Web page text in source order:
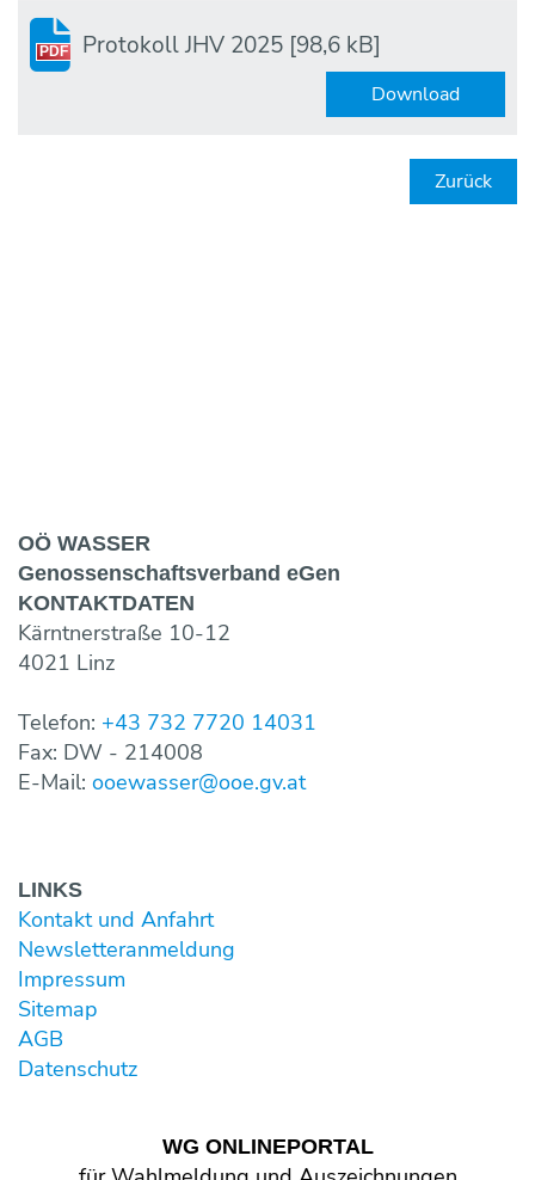
PDF Protokoll JHV 2025 [98,6 kB]
Download
Zurück
OÖ WASSER
Genossen­schaftsverband eGen
KONTAKT­DATEN
Kärntnerstraße 10-12
4021 Linz
Telefon: +43 732 7720 14031
Fax: DW - 214008
E-Mail: ooewasser@ooe.gv.at
LINKS
Kontakt und Anfahrt
Newsletter­anmeldung
Impressum
Sitemap
AGB
Datenschutz
WG ONLINE­PORTAL